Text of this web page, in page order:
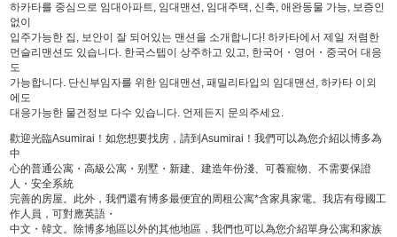
하카타를 중심으로 임대아파트, 임대맨션, 임대주택, 신축, 애완동물 가능, 보증인
없이
입주가능한 집, 보안이 잘 되어있는 맨션을 소개합니다! 하카타에서 제일 저렴한
먼슬리맨션도 있습니다. 한국스텝이 상주하고 있고, 한국어・영어・중국어 대응
도
가능합니다. 단신부임자를 위한 임대맨션, 패밀리타입의 임대맨션, 하카타 이외
에도
대응가능한 물건정보 다수 있습니다. 언제든지 문의주세요.
歡迎光臨Asumirai！如您想要找房，請到Asumirai！我們可以為您介紹以博多為
中
心的普通公寓・高級公寓・别墅・新建、建造年份淺、可養寵物、不需要保證
人・安全系統
完善的房屋。此外，我們還有博多最便宜的周租公寓*含家具家電。我店有母國工
作人員，可對應英語・
中文・韓文。除博多地區以外的其他地區，我們也可以為您介紹單身公寓和家族